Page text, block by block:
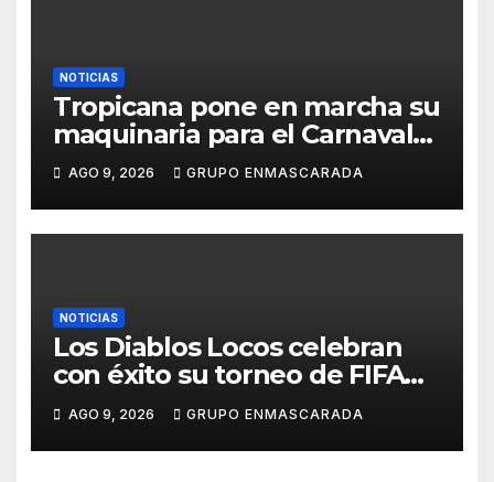
NOTICIAS
Tropicana pone en marcha su
maquinaria para el Carnaval
2027 con los primeros
ensayos de Lucas Darias
AGO 9, 2026 GRUPO ENMASCARADA
NOTICIAS
Los Diablos Locos celebran
con éxito su torneo de FIFA
durante el verano
AGO 9, 2026 GRUPO ENMASCARADA